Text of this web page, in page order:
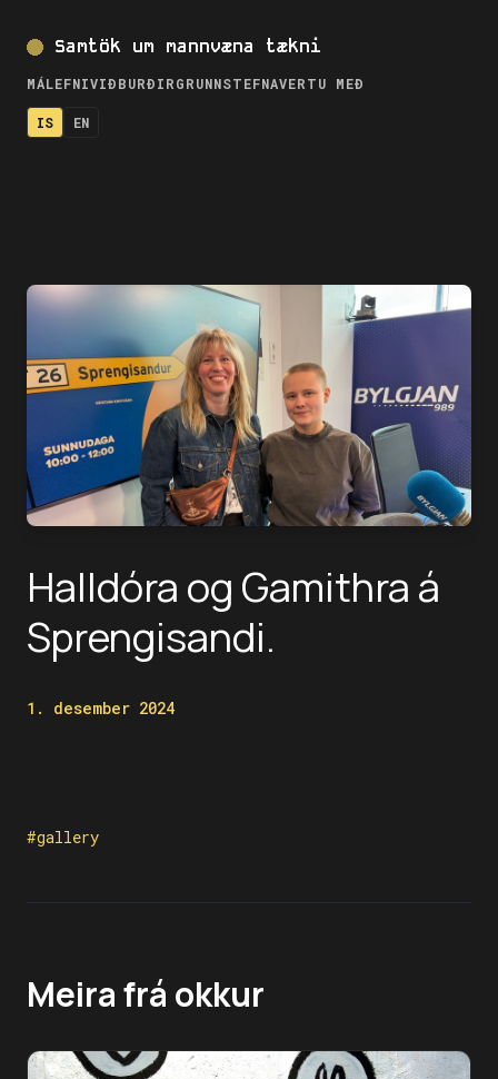
Samtök um mannvæna tækni
MÁLEFNIVIÐBURÐIRGRUNNSTEFNAVERTU MEÐ
IS EN
Halldóra og Gamithra á
Sprengisandi.
1. desember 2024
#gallery
Meira frá okkur